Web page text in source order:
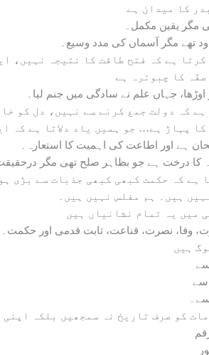
مگر یقین مکمل۔
تھے مگر آسمان کی مدد وسیع۔
کرتا ہے کہ فتح طاقت کا نتیجہ نہیں،
جہاں علم نے سادگی میں جنم لیا۔
ہے کہ دولت جمع کرنے سے نہیں، دل کو
کا پہاڑ ہے… جو ہمیں یاد دلاتا ہے کہ
ہے اور اطاعت کی اہمیت کا استعارہ۔
کا درخت ہے جو بظاہر صلح تھی مگر درحقیقت
ہے کہ حکمت کبھی کبھی جذبات سے بڑی
ہیں۔ ہم مفلس نہیں ہیں۔
وفا، نصرت، قناعت، ثابت قدمی اور حکمت۔